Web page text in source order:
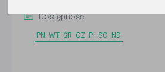
Dostępność
PN WT ŚR CZ PI SO ND